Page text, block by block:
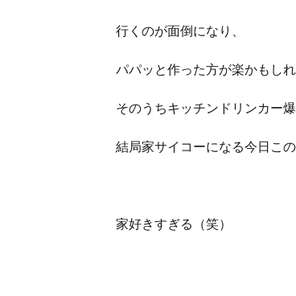
行くのが面倒になり、
パパッと作った方が楽かもし
そのうちキッチンドリンカー爆
結局家サイコーになる今日こ
家好きすぎる（笑）